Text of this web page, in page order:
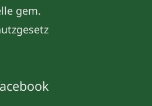
gem.